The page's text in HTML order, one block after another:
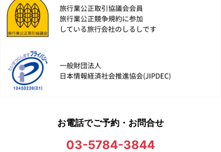
お電話でご予約・お問合せ
03-5784-3844